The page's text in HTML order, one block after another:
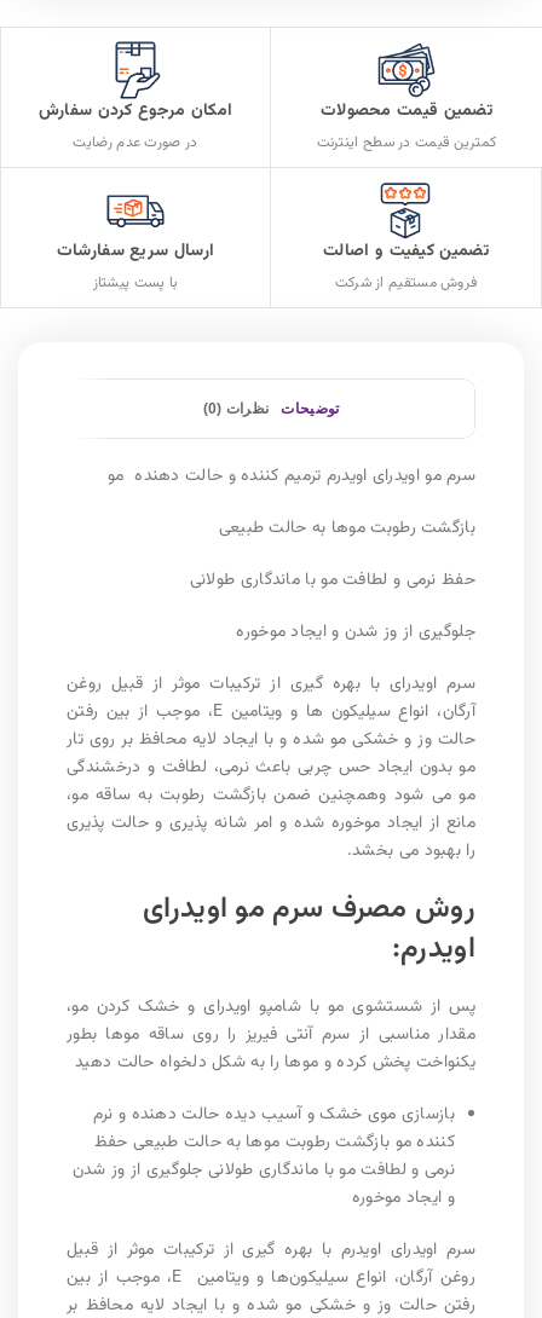
تضمین قیمت محصولات
کمترین قیمت در سطح اینترنت
امکان مرجوع کردن سفارش
در صورت عدم رضایت
تضمین کیفیت و اصالت
فروش مستقیم از شرکت
ارسال سریع سفارشات
با پست پیشتاز
توضیحات نظرات (0)
سرم مو اویدرای اویدرم ترمیم کننده و حالت دهنده مو
بازگشت رطوبت موها به حالت طبیعی
حفظ نرمی و لطافت مو با ماندگاری طولانی
جلوگیری از وز شدن و ایجاد موخوره
سرم اویدرای با بهره گیری از ترکیبات موثر از قبیل روغن
آرگان، انواع سیلیکون ها و ویتامین E، موجب از بین رفتن
حالت وز و خشکی مو شده و با ایجاد لایه محافظ بر روی تار
مو بدون ایجاد حس چربی باعث نرمی، لطافت و درخشندگی
مو می شود وهمچنین ضمن بازگشت رطوبت به ساقه مو،
مانع از ایجاد موخوره شده و امر شانه پذیری و حالت پذیری
را بهبود می بخشد.
روش مصرف سرم مو اویدرای
اویدرم:
پس از شستشوی مو با شامپو اویدرای و خشک کردن مو،
مقدار مناسبی از سرم آنتی فیریز را روی ساقه موها بطور
یکنواخت پخش کرده و موها را به شکل دلخواه حالت دهید
بازسازی موی خشک و آسیب دیده حالت دهنده و نرم
کننده مو بازگشت رطوبت موها به حالت طبیعی حفظ
نرمی و لطافت مو با ماندگاری طولانی جلوگیری از وز شدن
و ایجاد موخوره
سرم اویدرای اویدرم با بهره گیری از ترکیبات موثر از قبیل
روغن آرگان، انواع سیلیکون‌ها و ویتامین E، موجب از بین
رفتن حالت وز و خشکی مو شده و با ایجاد لایه محافظ بر